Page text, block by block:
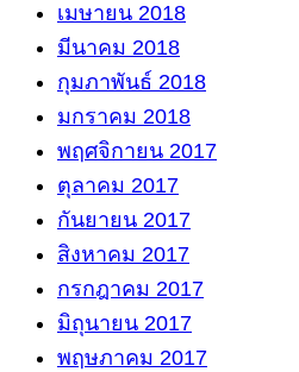
เมษายน 2018
มีนาคม 2018
กุมภาพันธ์ 2018
มกราคม 2018
พฤศจิกายน 2017
ตุลาคม 2017
กันยายน 2017
สิงหาคม 2017
กรกฎาคม 2017
มิถุนายน 2017
พฤษภาคม 2017